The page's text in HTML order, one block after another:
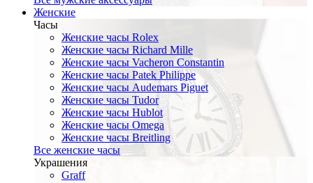
Женские
Часы
Женские часы Rolex
Женские часы Richard Mille
Женские часы Vacheron Constantin
Женские часы Patek Philippe
Женские часы Audemars Piguet
Женские часы Tudor
Женские часы Hublot
Женские часы Omega
Женские часы Breitling
Все женские часы
Украшения
Graff